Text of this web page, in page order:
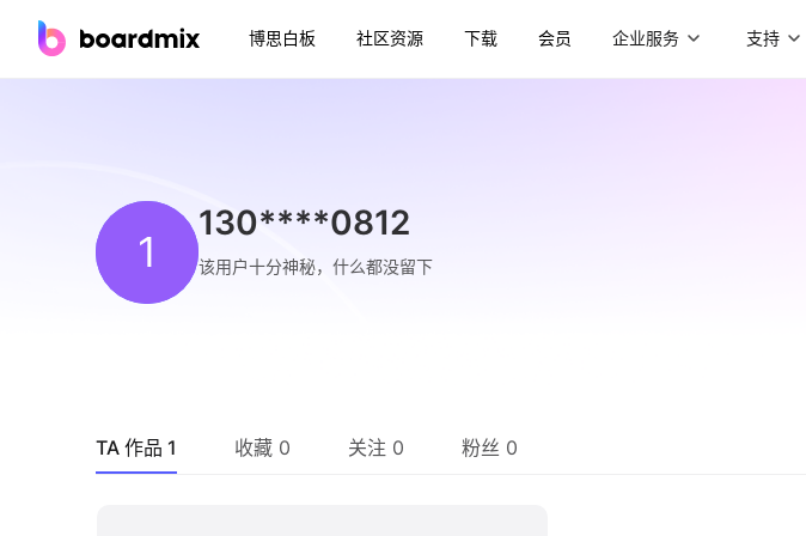
博思白板 社区资源 下载 会员 企业服务 支持
1
130****0812
该用户十分神秘，什么都没留下
TA 作品 1 收藏 0 关注 0 粉丝 0